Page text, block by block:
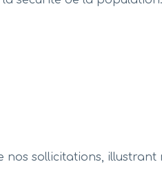
nos sollicitations,